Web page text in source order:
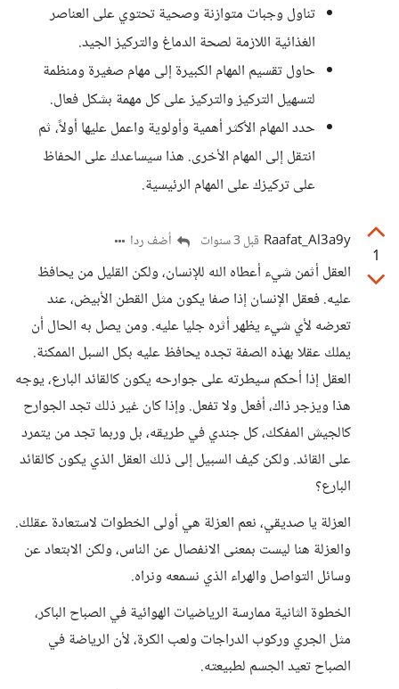
تناول وجبات متوازنة وصحية تحتوي على العناصر
الغذائية اللازمة لصحة الدماغ والتركيز الجيد.
حاول تقسيم المهام الكبيرة إلى مهام صغيرة ومنظمة
لتسهيل التركيز والتركيز على كل مهمة بشكل فعال.
حدد المهام الأكثر أهمية وأولوية واعمل عليها أولاً، ثم
انتقل إلى المهام الأخرى. هذا سيساعدك على الحفاظ
على تركيزك على المهام الرئيسية.
1
Raafat_Al3a9y قبل 3 سنوات أضف ردا
العقل أثمن شيء أعطاه الله للإنسان، ولكن القليل من يحافظ
عليه. فعقل الإنسان إذا صفا يكون مثل القطن الأبيض، عند
تعرضه لأي شيء يظهر أثره جليا عليه. ومن يصل به الحال أن
يملك عقلا بهذه الصفة تجده يحافظ عليه بكل السبل الممكنة.
العقل إذا أحكم سيطرته على جوارحه يكون كالقائد البارع، يوجه
هذا ويزجر ذاك، أفعل ولا تفعل. وإذا كان غير ذلك تجد الجوارح
كالجيش المفكك، كل جندي في طريقه، بل وربما تجد من يتمرد
على القائد. ولكن كيف السبيل إلى ذلك العقل الذي يكون كالقائد
البارع؟
العزلة يا صديقي، نعم العزلة هي أولى الخطوات لاستعادة عقلك.
والعزلة هنا ليست بمعنى الانفصال عن الناس، ولكن الابتعاد عن
وسائل التواصل والهراء الذي نسمعه ونراه.
الخطوة الثانية ممارسة الرياضيات الهوائية في الصباح الباكر،
مثل الجري وركوب الدراجات ولعب الكرة، لأن الرياضة في
الصباح تعيد الجسم لطبيعته.